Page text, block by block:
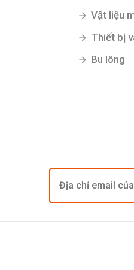
Vật liệu
Thiết bị
Bu lông